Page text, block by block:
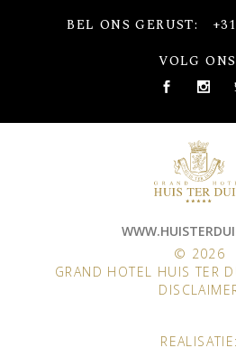
BEL ONS GERUST:
VOLG
© 2026
GRAND HOTEL HUIS TER
REALISATIE: